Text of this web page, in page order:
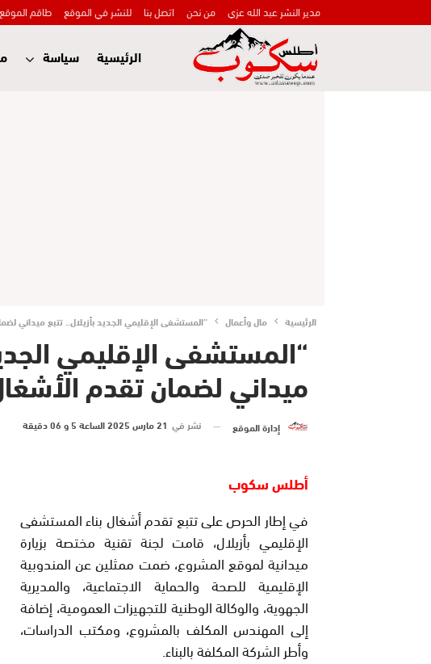
مدير النشر عبد الله عزي من نحن اتصل بنا للنشر في الموقع طاقم الموقع
الرئيسية سياسة
الرئيسية مال وأعمال “المستشفى الإقليمي الجديد بأزيلال.. تتبع ميداني
“المستشفى الإقليمي
ميداني لضمان تقدم
إدارة الموقع نشر في 21 مارس 2025 الساعة 5 و 06 دقيقة
أطلس سكوب
في إطار الحرص على تتبع تقدم أشغال بناء المستشفى
الإقليمي بأزيلال، قامت لجنة تقنية مختصة بزيارة
ميدانية لموقع المشروع، ضمت ممثلين عن المندوبية
الإقليمية للصحة والحماية الاجتماعية، والمديرية
الجهوية، والوكالة الوطنية للتجهيزات العمومية، إضافة
إلى المهندس المكلف بالمشروع، ومكتب الدراسات،
وأطر الشركة المكلفة بالبناء.